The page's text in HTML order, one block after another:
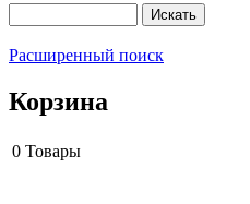
Расширенный поиск
Корзина
0 Товары